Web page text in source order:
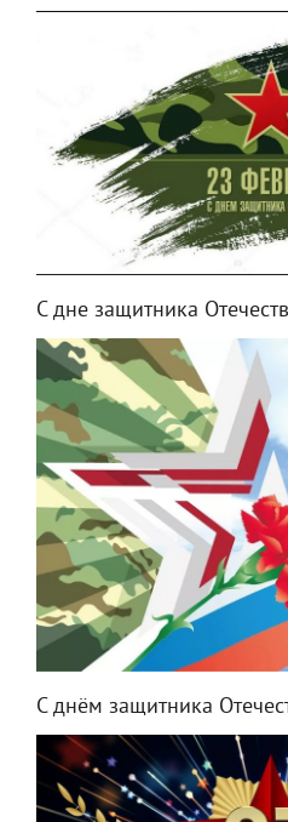
С дне защитника
С днём защитника